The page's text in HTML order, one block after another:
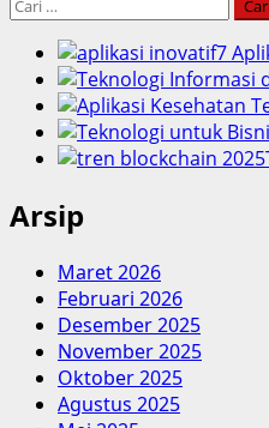
7
Arsip
Maret 2026
Februari 2026
Desember 2025
November 2025
Oktober 2025
Agustus 2025